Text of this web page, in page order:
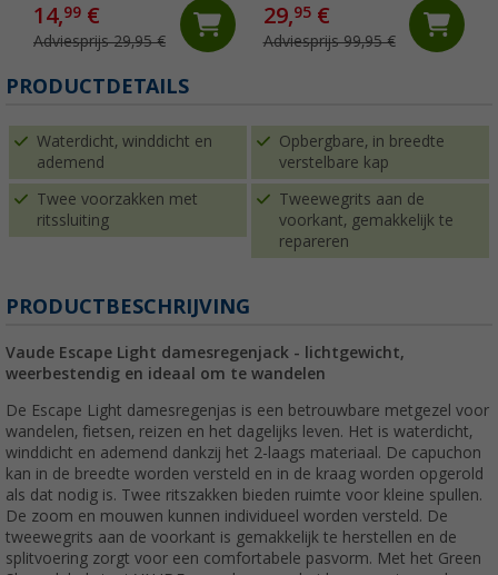
14,99 €
Adviesprijs 29,95 €
29,95€
Adviesprijs 99,95 €
PRODUCTDETAILS
Waterdicht, winddicht en
ademend
Opbergbare, in breedte
verstelbare kap
Twee voorzakken met
ritssluiting
Tweewegrits aan de
voorkant, gemakkelijk te
repareren
PRODUCTBESCHRIJVING
Vaude Escape Light damesregenjack - lichtgewicht,
weerbestendig en ideaal om te wandelen
De Escape Light damesregenjas is een betrouwbare metgezel voor
wandelen, fietsen, reizen en het dagelijks leven. Het is waterdicht,
winddicht en ademend dankzij het 2-laags materiaal. De capuchon
kan in de breedte worden versteld en in de kraag worden opgerold
als dat nodig is. Twee ritszakken bieden ruimte voor kleine spullen.
De zoom en mouwen kunnen individueel worden versteld. De
tweewegrits aan de voorkant is gemakkelijk te herstellen en de
splitvoering zorgt voor een comfortabele pasvorm. Met het Green